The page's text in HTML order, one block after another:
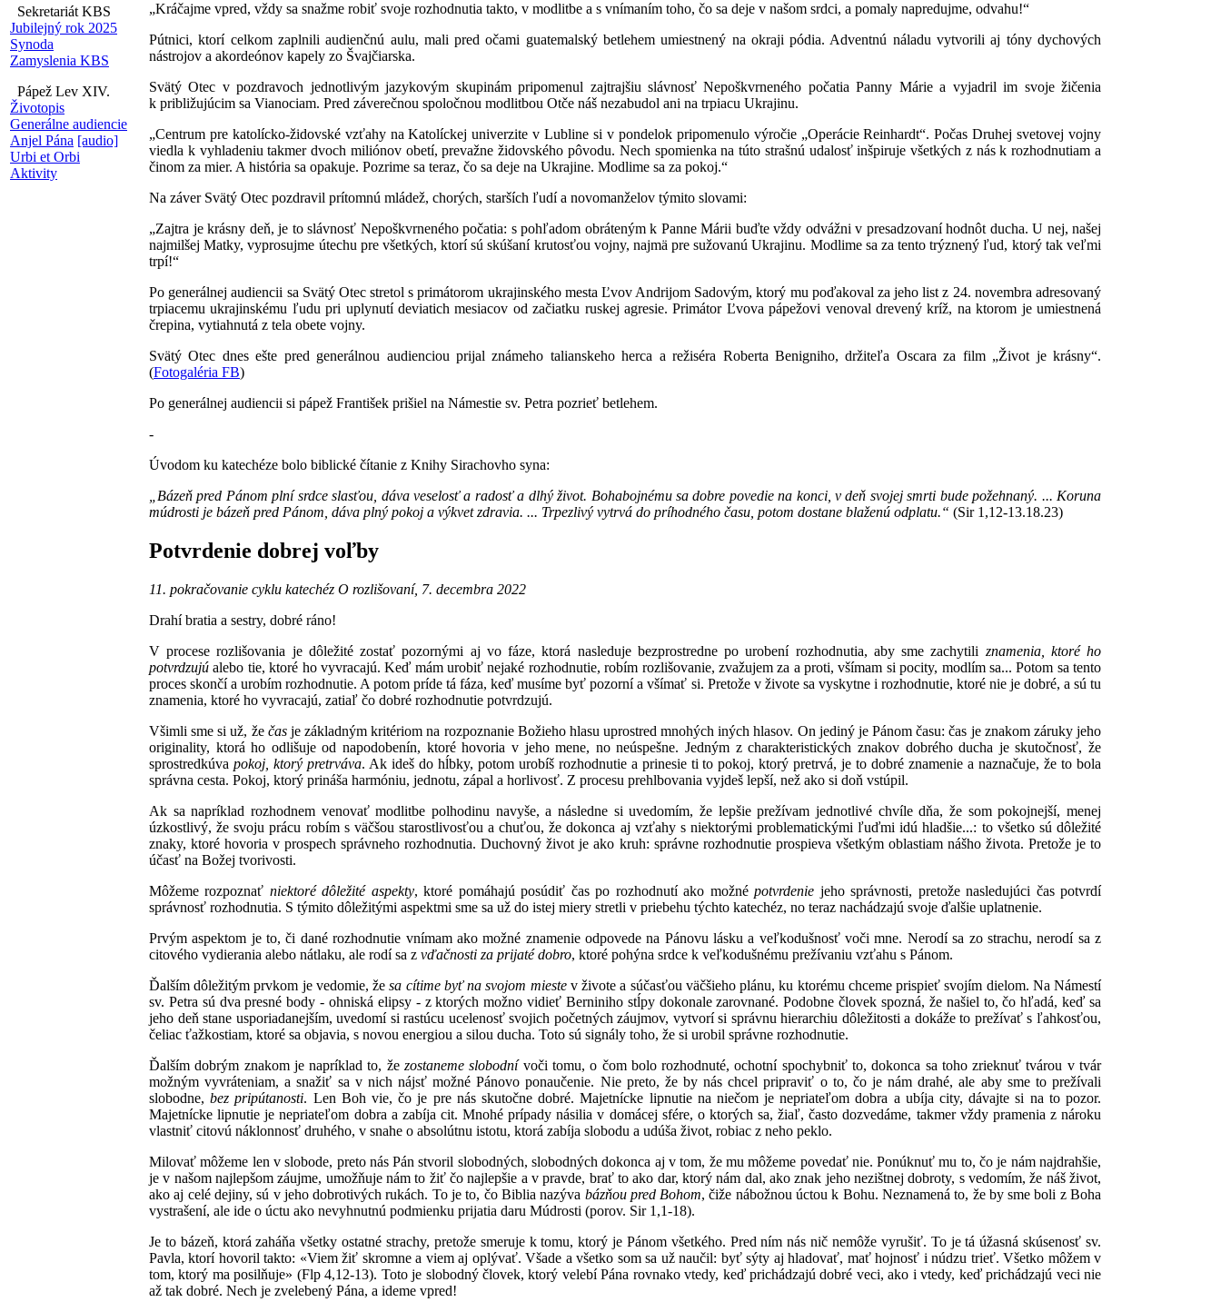
Sekretariát KBS
Jubilejný rok 2025
Synoda
Zamyslenia KBS
Pápež Lev XIV.
Životopis
Generálne audiencie
Anjel Pána [audio]
Urbi et Orbi
Aktivity
„Kráčajme vpred, vždy sa snažme robiť svoje rozhodnutia takto, v modlitbe a s vnímaním toho, čo sa deje v našom srdci, a pomaly napredujme, odvahu!“
Pútnici, ktorí celkom zaplnili audienčnú aulu, mali pred očami guatemalský betlehem umiestnený na okraji pódia. Adventnú náladu vytvorili aj tóny dychových
nástrojov a akordeónov kapely zo Švajčiarska.
Svätý Otec v pozdravoch jednotlivým jazykovým skupinám pripomenul zajtrajšiu slávnosť Nepoškvrneného počatia Panny Márie a vyjadril im svoje žičenia
k približujúcim sa Vianociam. Pred záverečnou spoločnou modlitbou Otče náš nezabudol ani na trpiacu Ukrajinu.
„Centrum pre katolícko-židovské vzťahy na Katolíckej univerzite v Lubline si v pondelok pripomenulo výročie „Operácie Reinhardt“. Počas Druhej svetovej vojny
viedla k vyhladeniu takmer dvoch miliónov obetí, prevažne židovského pôvodu. Nech spomienka na túto strašnú udalosť inšpiruje všetkých z nás k rozhodnutiam a
činom za mier. A história sa opakuje. Pozrime sa teraz, čo sa deje na Ukrajine. Modlime sa za pokoj.“
Na záver Svätý Otec pozdravil prítomnú mládež, chorých, starších ľudí a novomanželov týmito slovami:
„Zajtra je krásny deň, je to slávnosť Nepoškvrneného počatia: s pohľadom obráteným k Panne Márii buďte vždy odvážni v presadzovaní hodnôt ducha. U nej, našej
najmilšej Matky, vyprosujme útechu pre všetkých, ktorí sú skúšaní krutosťou vojny, najmä pre sužovanú Ukrajinu. Modlime sa za tento trýznený ľud, ktorý tak veľmi
trpí!“
Po generálnej audiencii sa Svätý Otec stretol s primátorom ukrajinského mesta Ľvov Andrijom Sadovým, ktorý mu poďakoval za jeho list z 24. novembra adresovaný
trpiacemu ukrajinskému ľudu pri uplynutí deviatich mesiacov od začiatku ruskej agresie. Primátor Ľvova pápežovi venoval drevený kríž, na ktorom je umiestnená
črepina, vytiahnutá z tela obete vojny.
Svätý Otec dnes ešte pred generálnou audienciou prijal známeho talianskeho herca a režiséra Roberta Benigniho, držiteľa Oscara za film „Život je krásny“.
(Fotogaléria FB)
Po generálnej audiencii si pápež František prišiel na Námestie sv. Petra pozrieť betlehem.
-
Úvodom ku katechéze bolo biblické čítanie z Knihy Sirachovho syna:
„Bázeň pred Pánom plní srdce slasťou, dáva veselosť a radosť a dlhý život. Bohabojnému sa dobre povedie na konci, v deň svojej smrti bude požehnaný. ... Koruna
múdrosti je bázeň pred Pánom, dáva plný pokoj a výkvet zdravia. ... Trpezlivý vytrvá do príhodného času, potom dostane blaženú odplatu.“ (Sir 1,12-13.18.23)
Potvrdenie dobrej voľby
11. pokračovanie cyklu katechéz O rozlišovaní, 7. decembra 2022
Drahí bratia a sestry, dobré ráno!
V procese rozlišovania je dôležité zostať pozornými aj vo fáze, ktorá nasleduje bezprostredne po urobení rozhodnutia, aby sme zachytili znamenia, ktoré ho
potvrdzujú alebo tie, ktoré ho vyvracajú. Keď mám urobiť nejaké rozhodnutie, robím rozlišovanie, zvažujem za a proti, všímam si pocity, modlím sa... Potom sa tento
proces skončí a urobím rozhodnutie. A potom príde tá fáza, keď musíme byť pozorní a všímať si. Pretože v živote sa vyskytne i rozhodnutie, ktoré nie je dobré, a sú tu
znamenia, ktoré ho vyvracajú, zatiaľ čo dobré rozhodnutie potvrdzujú.
Všimli sme si už, že časje základným kritériom na rozpoznanie Božieho hlasu uprostred mnohých iných hlasov. On jediný je Pánom času: čas je znakom záruky jeho
originality, ktorá ho odlišuje od napodobenín, ktoré hovoria v jeho mene, no neúspešne. Jedným z charakteristických znakov dobrého ducha je skutočnosť, že
sprostredkúva pokoj, ktorý pretrváva. Ak ideš do hĺbky, potom urobíš rozhodnutie a prinesie ti to pokoj, ktorý pretrvá, je to dobré znamenie a naznačuje, že to bola
správna cesta. Pokoj, ktorý prináša harmóniu, jednotu, zápal a horlivosť. Z procesu prehlbovania vyjdeš lepší, než ako si doň vstúpil.
Ak sa napríklad rozhodnem venovať modlitbe polhodinu navyše, a následne si uvedomím, že lepšie prežívam jednotlivé chvíle dňa, že som pokojnejší, menej
úzkostlivý, že svoju prácu robím s väčšou starostlivosťou a chuťou, že dokonca aj vzťahy s niektorými problematickými ľuďmi idú hladšie...: to všetko sú dôležité
znaky, ktoré hovoria v prospech správneho rozhodnutia. Duchovný život je ako kruh: správne rozhodnutie prospieva všetkým oblastiam nášho života. Pretože je to
účasť na Božej tvorivosti.
Môžeme rozpoznať niektoré dôležité aspekty, ktoré pomáhajú posúdiť čas po rozhodnutí ako možnépotvrdenie jeho správnosti, pretože nasledujúci čas potvrdí
správnosť rozhodnutia. S týmito dôležitými aspektmi sme sa už do istej miery stretli v priebehu týchto katechéz, no teraz nachádzajú svoje ďalšie uplatnenie.
Prvým aspektom je to, či dané rozhodnutie vnímam ako možné znamenie odpovede na Pánovu lásku a veľkodušnosť voči mne. Nerodí sa zo strachu, nerodí sa z
citového vydierania alebo nátlaku, ale rodí sa z vďačnosti za prijaté dobro, ktoré pohýna srdce k veľkodušnému prežívaniu vzťahu s Pánom.
Ďalším dôležitým prvkom je vedomie, žesa cítime byť na svojom miestev živote a súčasťou väčšieho plánu, ku ktorému chceme prispieť svojím dielom. Na Námestí
sv. Petra sú dva presné body - ohniská elipsy - z ktorých možno vidieť Berniniho stĺpy dokonale zarovnané. Podobne človek spozná, že našiel to, čo hľadá, keď sa
jeho deň stane usporiadanejším, uvedomí si rastúcu ucelenosť svojich početných záujmov, vytvorí si správnu hierarchiu dôležitosti a dokáže to prežívať s ľahkosťou,
čeliac ťažkostiam, ktoré sa objavia, s novou energiou a silou ducha. Toto sú signály toho, že si urobil správne rozhodnutie.
Ďalším dobrým znakom je napríklad to, žezostaneme slobodní voči tomu, o čom bolo rozhodnuté, ochotní spochybniť to, dokonca sa toho zrieknuť tvárou v tvár
možným vyvráteniam, a snažiť sa v nich nájsť možné Pánovo ponaučenie. Nie preto, že by nás chcel pripraviť o to, čo je nám drahé, ale aby sme to prežívali
slobodne,bez pripútanosti. Len Boh vie, čo je pre nás skutočne dobré. Majetnícke lipnutie na niečom je nepriateľom dobra a ubíja city, dávajte si na to pozor.
Majetnícke lipnutie je nepriateľom dobra a zabíja cit. Mnohé prípady násilia v domácej sfére, o ktorých sa, žiaľ, často dozvedáme, takmer vždy pramenia z nároku
vlastniť citovú náklonnosť druhého, v snahe o absolútnu istotu, ktorá zabíja slobodu a udúša život, robiac z neho peklo.
Milovať môžeme len v slobode, preto nás Pán stvoril slobodných, slobodných dokonca aj v tom, že mu môžeme povedať nie. Ponúknuť mu to, čo je nám najdrahšie,
je v našom najlepšom záujme, umožňuje nám to žiť čo najlepšie a v pravde, brať to ako dar, ktorý nám dal, ako znak jeho nezištnej dobroty, s vedomím, že náš život,
ako aj celé dejiny, sú v jeho dobrotivých rukách. To je to, čo Biblia nazýva bázňou pred Bohom, čiže nábožnou úctou k Bohu. Neznamená to, že by sme boli z Boha
vystrašení, ale ide o úctu ako nevyhnutnú podmienku prijatia daru Múdrosti (porov. Sir 1,1-18).
Je to bázeň, ktorá zaháňa všetky ostatné strachy, pretože smeruje k tomu, ktorý je Pánom všetkého. Pred ním nás nič nemôže vyrušiť. To je tá úžasná skúsenosť sv.
Pavla, ktorí hovoril takto: «Viem žiť skromne a viem aj oplývať. Všade a všetko som sa už naučil: byť sýty aj hladovať, mať hojnosť i núdzu trieť. Všetko môžem v
tom, ktorý ma posilňuje» (Flp 4,12-13). Toto je slobodný človek, ktorý velebí Pána rovnako vtedy, keď prichádzajú dobré veci, ako i vtedy, keď prichádzajú veci nie
až tak dobré. Nech je zvelebený Pána, a ideme vpred!